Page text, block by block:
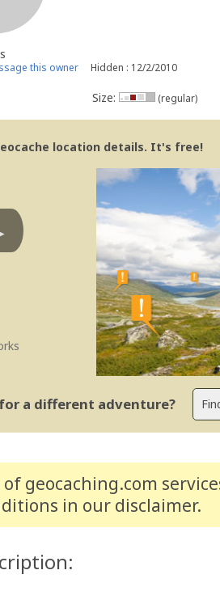
this owner Hidden : 12/2/2010
Size: (regular)
location details. It's free!
a different adventure?
geocaching.com
in our disclaimer.